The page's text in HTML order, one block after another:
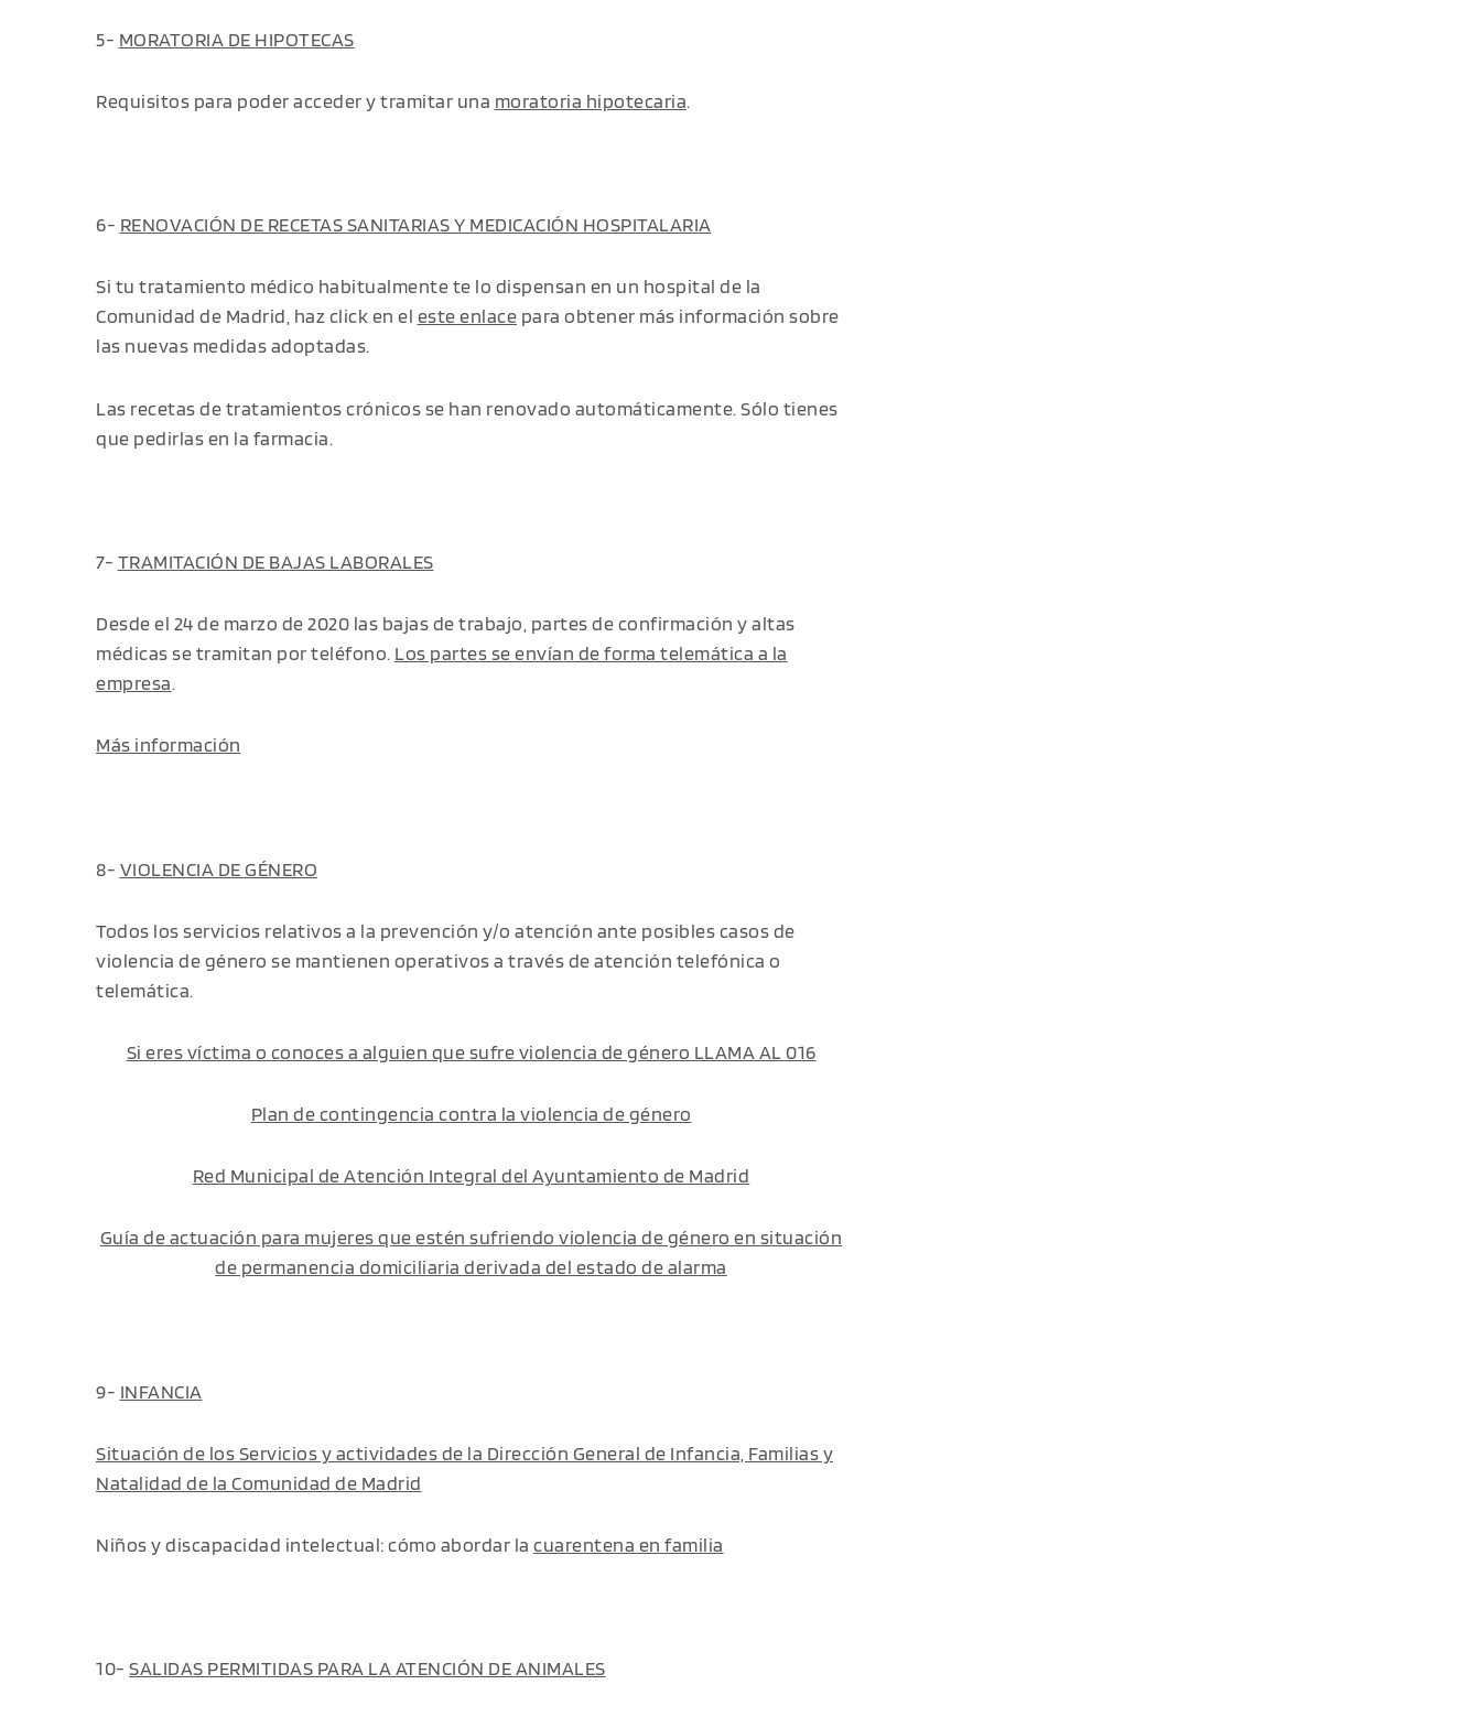
5- MORATORIA DE HIPOTECAS
Requisitos para poder acceder y tramitar una moratoria hipotecaria.
6- RENOVACIÓN DE RECETAS SANITARIAS Y MEDICACIÓN HOSPITALARIA
Si tu tratamiento médico habitualmente te lo dispensan en un hospital de la
Comunidad de Madrid, haz click en el este enlace para obtener más información sobre
las nuevas medidas adoptadas.
Las recetas de tratamientos crónicos se han renovado automáticamente. Sólo tienes
que pedirlas en la farmacia.
7- TRAMITACIÓN DE BAJAS LABORALES
Desde el 24 de marzo de 2020 las bajas de trabajo, partes de confirmación y altas
médicas se tramitan por teléfono. Los partes se envían de forma telemática a la
empresa.
Más información
8- VIOLENCIA DE GÉNERO
Todos los servicios relativos a la prevención y/o atención ante posibles casos de
violencia de género se mantienen operativos a través de atención telefónica o
telemática.
Si eres víctima o conoces a alguien que sufre violencia de género LLAMA AL 016
Plan de contingencia contra la violencia de género
Red Municipal de Atención Integral del Ayuntamiento de Madrid
Guía de actuación para mujeres que estén sufriendo violencia de género en situación
de permanencia domiciliaria derivada del estado de alarma
9- INFANCIA
Situación de los Servicios y actividades de la Dirección General de Infancia, Familias y
Natalidad de la Comunidad de Madrid
Niños y discapacidad intelectual: cómo abordar la cuarentena en familia
10- SALIDAS PERMITIDAS PARA LA ATENCIÓN DE ANIMALES